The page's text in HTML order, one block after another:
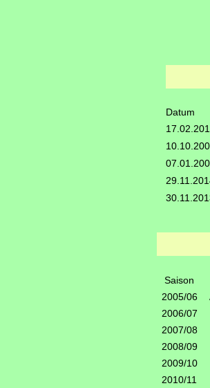
Datum
Saison
2005/06
2006/07
2007/08
2008/09
2009/10
2010/11